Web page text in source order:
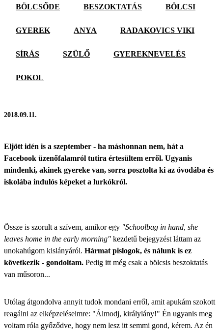
BÖLCSŐDE BESZOKTATÁS BÖLCSI
GYEREK ANYA RADAKOVICS VIKI
SÍRÁS SZÜLŐ GYEREKNEVELÉS
POKOL
2018.09.11.
Eljött idén is a szeptember - ha máshonnan nem, hát a
Facebook üzenőfalamról tutira értesültem erről. Ugyanis
mindenki, akinek gyereke van, sorra posztolta ki az óvodába és
iskolába indulós képeket a lurkókról.
Össze is szorult a szívem, amikor egy "Schoolbag in hand, she
leaves home in the early morning" kezdetű bejegyzést láttam az
unokahúgom kislányáról. Hármat pislogok, és nálunk is ez
következik - gondoltam. Pedig itt még csak a bölcsis beszoktatás
van műsoron...
Utólag átgondolva annyit tudok mondani erről, amit apukám szokott
reagálni az elképzeléseimre: "Álmodj, királylány!" Én ugyanis meg
voltam róla győződve, hogy nem lesz itt semmi gond, kérem. Az én